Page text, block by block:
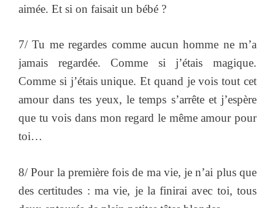
aimée. Et si on faisait un bébé ?
7/ Tu me regardes comme aucun homme ne m’a
jamais regardée. Comme si j’étais magique.
Comme si j’étais unique. Et quand je vois tout cet
amour dans tes yeux, le temps s’arrête et j’espère
que tu vois dans mon regard le même amour pour
toi…
8/ Pour la première fois de ma vie, je n’ai plus que
des certitudes : ma vie, je la finirai avec toi, tous